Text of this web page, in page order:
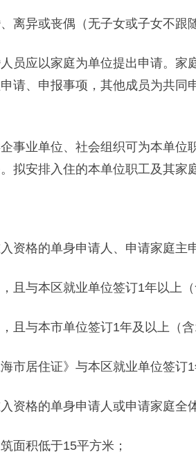
异或丧偶（无子女或子女不跟
应以家庭为单位提出申请。家
请、申报事项，其他成员为共
业单位、社会组织可为本单位
拟安排入住的本单位职工及其家
格的单身申请人、申请家庭主
与本区就业单位签订1年以上（
与本市单位签订1年及以上（含
居住证》与本区就业单位签订1
格的单身申请人或申请家庭全
积低于15平方米；